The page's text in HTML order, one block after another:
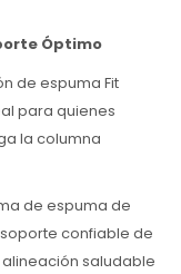
Óptimo
de espuma Fit
para quienes
la columna
de espuma de
confiable de
saludable